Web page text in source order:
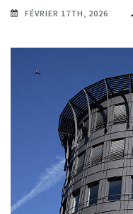
FÉVRIER 17TH, 2026